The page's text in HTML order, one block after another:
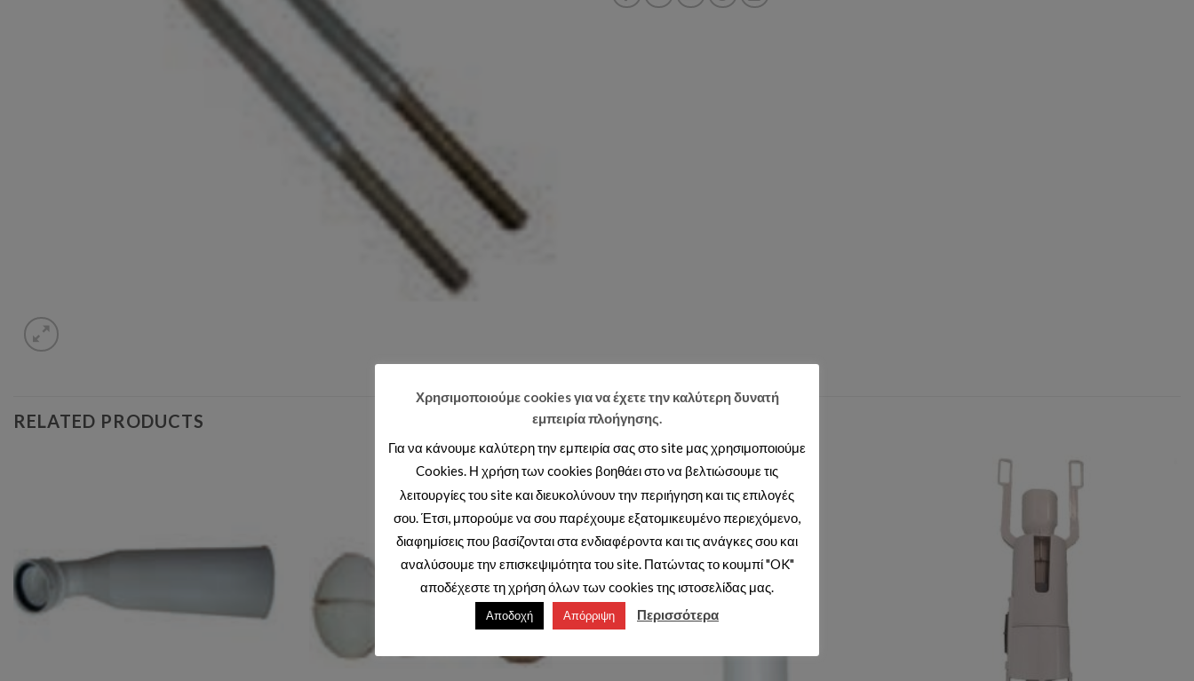
RELATED PRODUCTS
Add to wishlist Add to wishlist
Χρησιμοποιούμε cookies για να έχετε την καλύτερη δυνατή
εμπειρία πλοήγησης.
Για να κάνουμε καλύτερη την εμπειρία σας στο site μας χρησιμοποιούμε
Cookies. Η χρήση των cookies βοηθάει στο να βελτιώσουμε τις
λειτουργίες του site και διευκολύνουν την περιήγηση και τις επιλογές
σου. Έτσι, μπορούμε να σου παρέχουμε εξατομικευμένο περιεχόμενο,
διαφημίσεις που βασίζονται στα ενδιαφέροντα και τις ανάγκες σου και
αναλύσουμε την επισκεψιμότητα του site. Πατώντας το κουμπί "OK"
αποδέχεστε τη χρήση όλων των cookies της ιστοσελίδας μας.
Αποδοχή Απόρριψη Περισσότερα